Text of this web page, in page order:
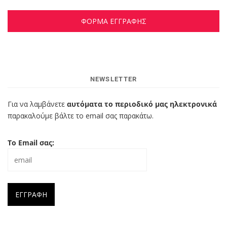
ΦΟΡΜΑ ΕΓΓΡΑΦΗΣ
NEWSLETTER
Για να λαμβάνετε αυτόματα το περιοδικό μας ηλεκτρονικά
παρακαλούμε βάλτε το email σας παρακάτω.
Το Email σας: